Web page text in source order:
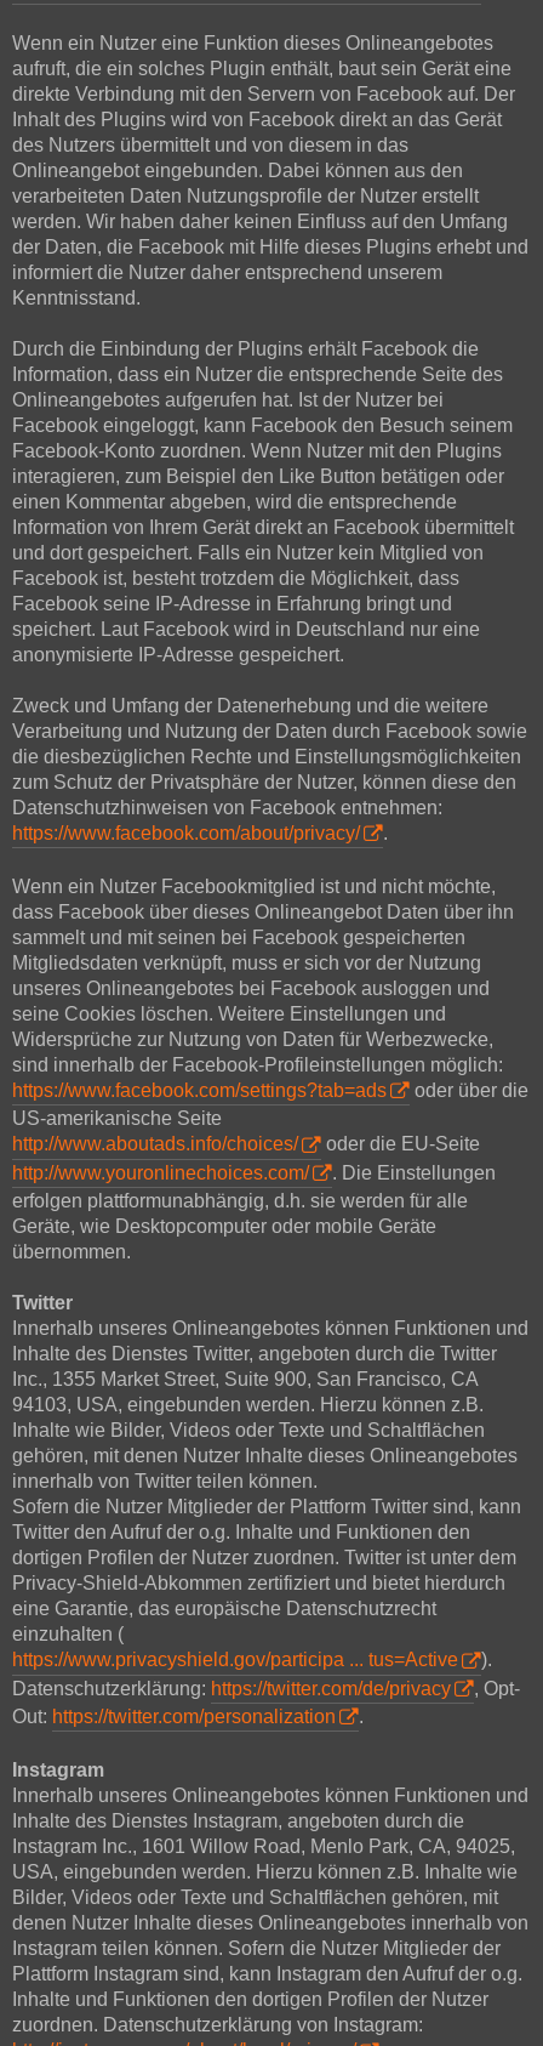
Wenn ein Nutzer eine Funktion dieses Onlineangebotes
aufruft, die ein solches Plugin enthält, baut sein Gerät eine
direkte Verbindung mit den Servern von Facebook auf. Der
Inhalt des Plugins wird von Facebook direkt an das Gerät
des Nutzers übermittelt und von diesem in das
Onlineangebot eingebunden. Dabei können aus den
verarbeiteten Daten Nutzungsprofile der Nutzer erstellt
werden. Wir haben daher keinen Einfluss auf den Umfang
der Daten, die Facebook mit Hilfe dieses Plugins erhebt und
informiert die Nutzer daher entsprechend unserem
Kenntnisstand.
Durch die Einbindung der Plugins erhält Facebook die
Information, dass ein Nutzer die entsprechende Seite des
Onlineangebotes aufgerufen hat. Ist der Nutzer bei
Facebook eingeloggt, kann Facebook den Besuch seinem
Facebook-Konto zuordnen. Wenn Nutzer mit den Plugins
interagieren, zum Beispiel den Like Button betätigen oder
einen Kommentar abgeben, wird die entsprechende
Information von Ihrem Gerät direkt an Facebook übermittelt
und dort gespeichert. Falls ein Nutzer kein Mitglied von
Facebook ist, besteht trotzdem die Möglichkeit, dass
Facebook seine IP-Adresse in Erfahrung bringt und
speichert. Laut Facebook wird in Deutschland nur eine
anonymisierte IP-Adresse gespeichert.
Zweck und Umfang der Datenerhebung und die weitere
Verarbeitung und Nutzung der Daten durch Facebook sowie
die diesbezüglichen Rechte und Einstellungsmöglichkeiten
zum Schutz der Privatsphäre der Nutzer, können diese den
Datenschutzhinweisen von Facebook entnehmen:
https://www.facebook.com/about/privacy/
.
Wenn ein Nutzer Facebookmitglied ist und nicht möchte,
dass Facebook über dieses Onlineangebot Daten über ihn
sammelt und mit seinen bei Facebook gespeicherten
Mitgliedsdaten verknüpft, muss er sich vor der Nutzung
unseres Onlineangebotes bei Facebook ausloggen und
seine Cookies löschen. Weitere Einstellungen und
Widersprüche zur Nutzung von Daten für Werbezwecke,
sind innerhalb der Facebook-Profileinstellungen möglich:
https://www.facebook.com/settings?tab=ads
oder über die
US-amerikanische Seite
http://www.aboutads.info/choices/
oder die EU-Seite
http://www.youronlinechoices.com/
. Die Einstellungen
erfolgen plattformunabhängig, d.h. sie werden für alle
Geräte, wie Desktopcomputer oder mobile Geräte
übernommen.
Twitter
Innerhalb unseres Onlineangebotes können Funktionen und
Inhalte des Dienstes Twitter, angeboten durch die Twitter
Inc., 1355 Market Street, Suite 900, San Francisco, CA
94103, USA, eingebunden werden. Hierzu können z.B.
Inhalte wie Bilder, Videos oder Texte und Schaltflächen
gehören, mit denen Nutzer Inhalte dieses Onlineangebotes
innerhalb von Twitter teilen können.
Sofern die Nutzer Mitglieder der Plattform Twitter sind, kann
Twitter den Aufruf der o.g. Inhalte und Funktionen den
dortigen Profilen der Nutzer zuordnen. Twitter ist unter dem
Privacy-Shield-Abkommen zertifiziert und bietet hierdurch
eine Garantie, das europäische Datenschutzrecht
einzuhalten (
https://www.privacyshield.gov/participa ... tus=Active
).
Datenschutzerklärung: https://twitter.com/de/privacy
, Opt-
Out: https://twitter.com/personalization .
Instagram
Innerhalb unseres Onlineangebotes können Funktionen und
Inhalte des Dienstes Instagram, angeboten durch die
Instagram Inc., 1601 Willow Road, Menlo Park, CA, 94025,
USA, eingebunden werden. Hierzu können z.B. Inhalte wie
Bilder, Videos oder Texte und Schaltflächen gehören, mit
denen Nutzer Inhalte dieses Onlineangebotes innerhalb von
Instagram teilen können. Sofern die Nutzer Mitglieder der
Plattform Instagram sind, kann Instagram den Aufruf der o.g.
Inhalte und Funktionen den dortigen Profilen der Nutzer
zuordnen. Datenschutzerklärung von Instagram: